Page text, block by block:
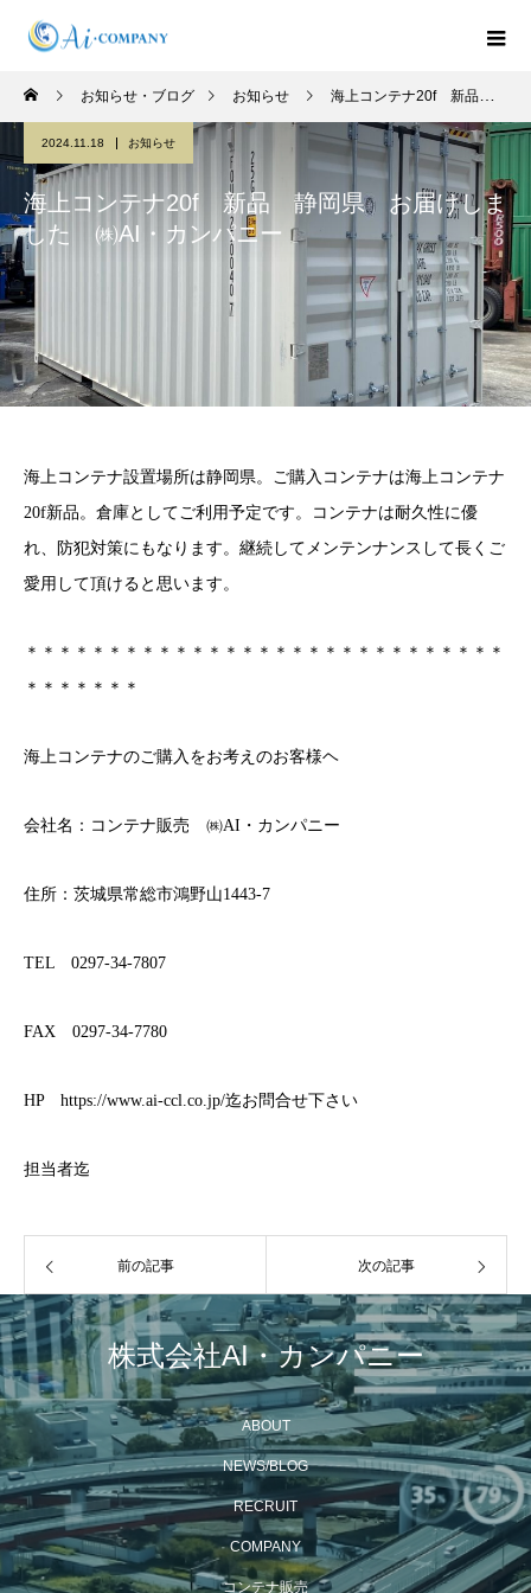
お知らせ・ブログ お知らせ 海上コンテナ20f 新品 静岡県 お届けしました ㈱AI・カンパニー
2024.11.18 お知らせ
海上コンテナ20f 新品 静岡県 お届けしま
した ㈱AI・カンパニー
海上コンテナ設置場所は静岡県。ご購入コンテナは海上コンテナ
20f新品。倉庫としてご利用予定です。コンテナは耐久性に優
れ、防犯対策にもなります。継続してメンテンナンスして長くご
愛用して頂けると思います。
＊＊＊＊＊＊＊＊＊＊＊＊＊＊＊＊＊＊＊＊＊＊＊＊＊＊＊＊＊
＊＊＊＊＊＊＊
海上コンテナのご購入をお考えのお客様ヘ
会社名：コンテナ販売 ㈱AI・カンパニー
住所：茨城県常総市鴻野山1443-7
TEL 0297-34-7807
FAX 0297-34-7780
HP https://www.ai-ccl.co.jp/迄お問合せ下さい
担当者迄
前の記事 次の記事
株式会社AI・カンパニー
ABOUT
NEWS/BLOG
RECRUIT
COMPANY
コンテナ販売